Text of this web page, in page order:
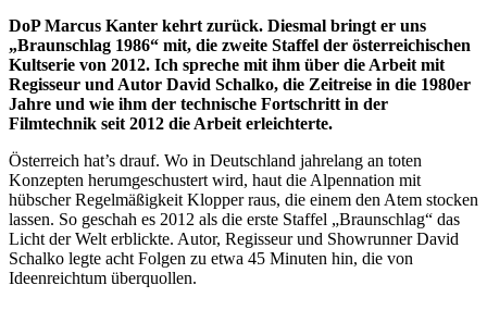
DoP Marcus Kanter kehrt zurück. Diesmal bringt er uns
„Braunschlag 1986“ mit, die zweite Staffel der österreichischen
Kultserie von 2012. Ich spreche mit ihm über die Arbeit mit
Regisseur und Autor David Schalko, die Zeitreise in die 1980er
Jahre und wie ihm der technische Fortschritt in der
Filmtechnik seit 2012 die Arbeit erleichterte.
Österreich hat’s drauf. Wo in Deutschland jahrelang an toten
Konzepten herumgeschustert wird, haut die Alpennation mit
hübscher Regelmäßigkeit Klopper raus, die einem den Atem stocken
lassen. So geschah es 2012 als die erste Staffel „Braunschlag“ das
Licht der Welt erblickte. Autor, Regisseur und Showrunner David
Schalko legte acht Folgen zu etwa 45 Minuten hin, die von
Ideenreichtum überquollen.